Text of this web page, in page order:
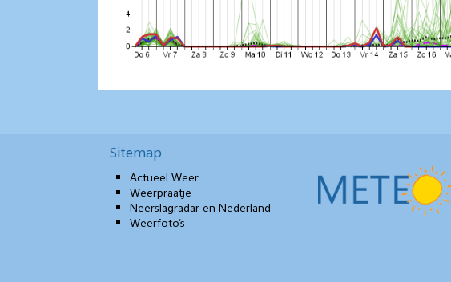
Sitemap
Actueel Weer
Weerpraatje
Neerslagradar en Nederland
Weerfoto’s